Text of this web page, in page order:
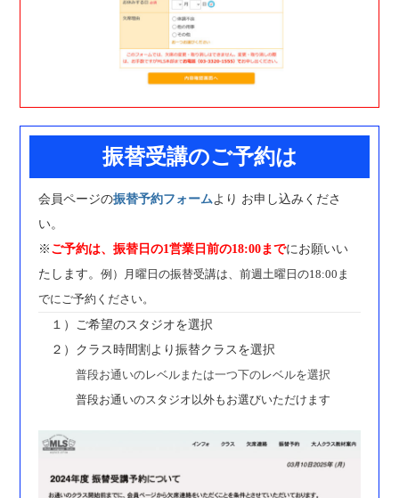
振替受講のご予約は
会員ページの振替予約フォームより お申し込みくださ
い。
※ ご予約は、振替日の1営業日前の18:00までにお願いい
たします。例）月曜日の振替受講は、前週土曜日の18:00ま
でにご予約ください。
１）ご希望のスタジオを選択
２）クラス時間割より振替クラスを選択
普段お通いのレベルまたは一つ下のレベルを選択
普段お通いのスタジオ以外もお選びいただけます